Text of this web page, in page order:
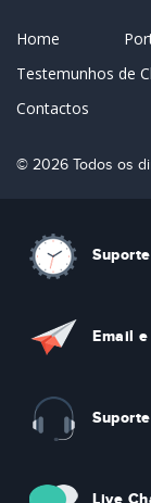
Home
Testemunhos de
Contactos
© 2026 Todos os
Email
Live